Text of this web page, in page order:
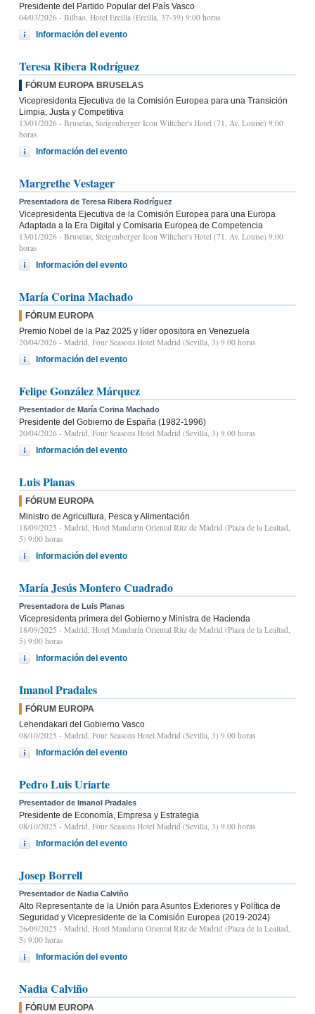
Presidente del Partido Popular del País Vasco
04/03/2026 - Bilbao, Hotel Ercilla (Ercilla, 37-39) 9:00 horas
Información del evento
Teresa Ribera Rodríguez
FÓRUM EUROPA BRUSELAS
Vicepresidenta Ejecutiva de la Comisión Europea para una Transición
Limpia, Justa y Competitiva
13/01/2026 - Bruselas, Steigenberger Icon Wiltcher's Hotel (71, Av. Louise) 9:00
horas
Información del evento
Margrethe Vestager
Presentadora de Teresa Ribera Rodríguez
Vicepresidenta Ejecutiva de la Comisión Europea para una Europa
Adaptada a la Era Digital y Comisaria Europea de Competencia
13/01/2026 - Bruselas, Steigenberger Icon Wiltcher's Hotel (71, Av. Louise) 9:00
horas
Información del evento
María Corina Machado
FÓRUM EUROPA
Premio Nobel de la Paz 2025 y líder opositora en Venezuela
20/04/2026 - Madrid, Four Seasons Hotel Madrid (Sevilla, 3) 9.00 horas
Información del evento
Felipe González Márquez
Presentador de María Corina Machado
Presidente del Gobierno de España (1982-1996)
20/04/2026 - Madrid, Four Seasons Hotel Madrid (Sevilla, 3) 9.00 horas
Información del evento
Luis Planas
FÓRUM EUROPA
Ministro de Agricultura, Pesca y Alimentación
18/09/2025 - Madrid, Hotel Mandarin Oriental Ritz de Madrid (Plaza de la Lealtad,
5) 9:00 horas
Información del evento
María Jesús Montero Cuadrado
Presentadora de Luis Planas
Vicepresidenta primera del Gobierno y Ministra de Hacienda
18/09/2025 - Madrid, Hotel Mandarin Oriental Ritz de Madrid (Plaza de la Lealtad,
5) 9:00 horas
Información del evento
Imanol Pradales
FÓRUM EUROPA
Lehendakari del Gobierno Vasco
08/10/2025 - Madrid, Four Seasons Hotel Madrid (Sevilla, 3) 9.00 horas
Información del evento
Pedro Luis Uriarte
Presentador de Imanol Pradales
Presidente de Economía, Empresa y Estrategia
08/10/2025 - Madrid, Four Seasons Hotel Madrid (Sevilla, 3) 9.00 horas
Información del evento
Josep Borrell
Presentador de Nadia Calviño
Alto Representante de la Unión para Asuntos Exteriores y Política de
Seguridad y Vicepresidente de la Comisión Europea (2019-2024)
26/09/2025 - Madrid, Hotel Mandarin Oriental Ritz de Madrid (Plaza de la Lealtad,
5) 9:00 horas
Información del evento
Nadia Calviño
FÓRUM EUROPA